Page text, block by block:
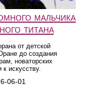
мальчика
титана
от детской
до создания
новаторских
искусству.
06-01